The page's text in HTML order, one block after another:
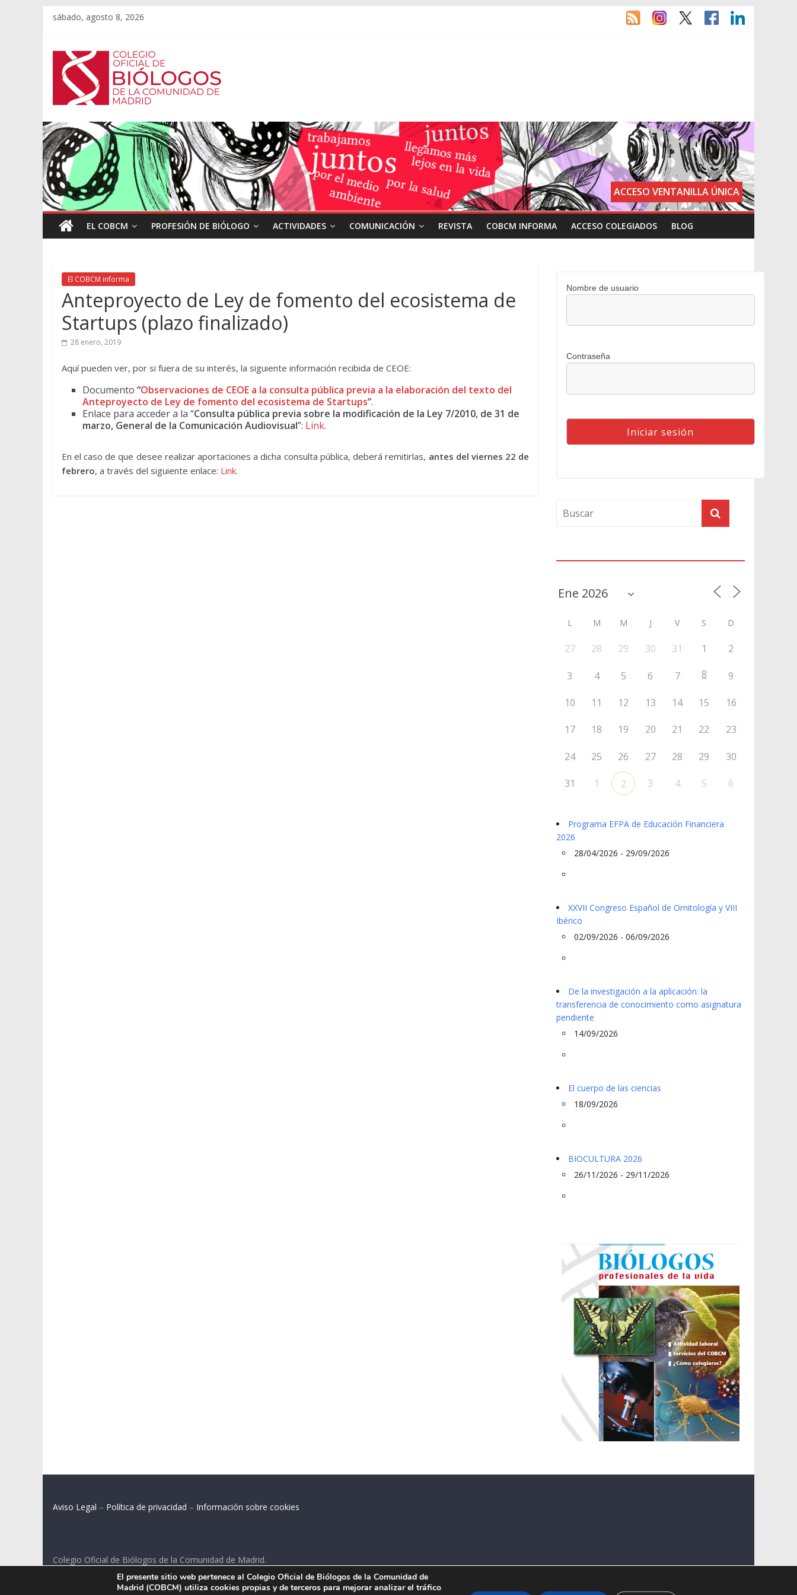
sábado, agosto 8, 2026
ACCESO VENTANILLA ÚNICA
EL COBCM PROFESIÓN DE BIÓLOGO ACTIVIDADES COMUNICACIÓN REVISTA COBCM INFORMA ACCESO COLEGIADOS BLOG
El COBCM informa
Anteproyecto de Ley de fomento del ecosistema de
Startups (plazo finalizado)
28 enero, 2019
Aquí pueden ver, por si fuera de su interés, la siguiente información recibida de CEOE:
Documento “Observaciones de CEOE a la consulta pública previa a la elaboración del texto del
Anteproyecto de Ley de fomento del ecosistema de Startups”.
Enlace para acceder a la “Consulta pública previa sobre la modificación de la Ley 7/2010, de 31 de
marzo, General de la Comunicación Audiovisual”: Link.
En el caso de que desee realizar aportaciones a dicha consulta pública, deberá remitirlas, antes del viernes 22 de
febrero, a través del siguiente enlace: Link.
Nombre de usuario
Contraseña
L M M J V S D
27 28 29 30 31 1 2
3 4 5 6 7 8 9
10 11 12 13 14 15 16
17 18 19 20 21 22 23
24 25 26 27 28 29 30
31 1 2 3 4 5 6
Programa EFPA de Educación Financiera
2026
28/04/2026 - 29/09/2026
XXVII Congreso Español de Ornitología y VIII
Ibérico
02/09/2026 - 06/09/2026
De la investigación a la aplicación: la
transferencia de conocimiento como asignatura
pendiente
14/09/2026
El cuerpo de las ciencias
18/09/2026
BIOCULTURA 2026
26/11/2026 - 29/11/2026
Aviso Legal – Política de privacidad – Información sobre cookies
Colegio Oficial de Biólogos de la Comunidad de Madrid.
C/ Santa Engracia 108, 2º int.izq. 28003 Madrid.
El presente sitio web pertenece al Colegio Oficial de Biólogos de la Comunidad de
Madrid (COBCM) utiliza cookies propias y de terceros para mejorar analizar el tráfico